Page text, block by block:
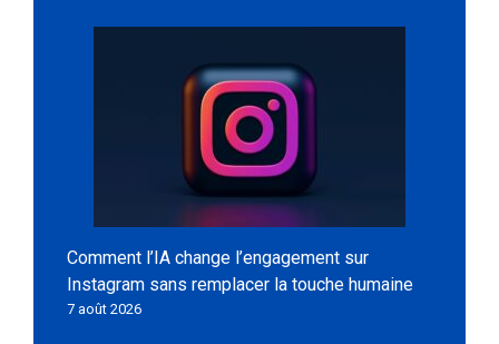
Comment l’IA change l’engagement sur
Instagram sans remplacer la touche humaine
7 août 2026